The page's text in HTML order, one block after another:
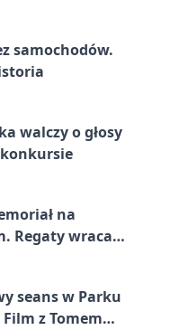
samochodów.
walczy o głosy
na
Regaty wracają
seans w Parku
z Tomem